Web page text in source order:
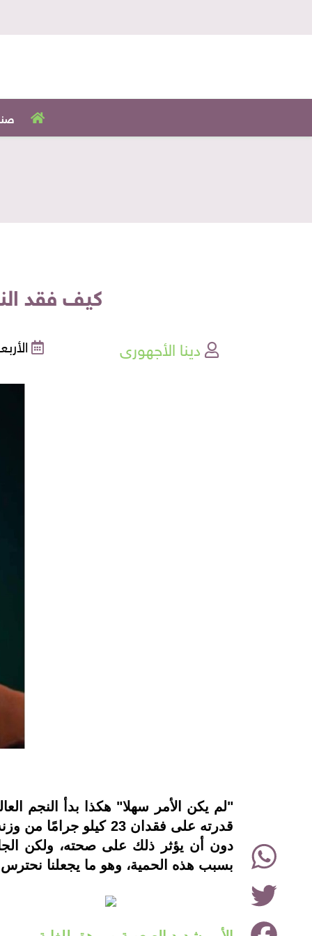
كيف فقد النجم
دينا الأجهورى الأربعاء
Facebook
Twitter
WhatsApp
instagram"لم يكن الأمر سهلا" هكذا بدأ النجم
قدرته على فقدان 23
دون أن يؤثر ذلك على صحته، ولكن
بسبب هذه الحمية، وهو ما يجعلنا